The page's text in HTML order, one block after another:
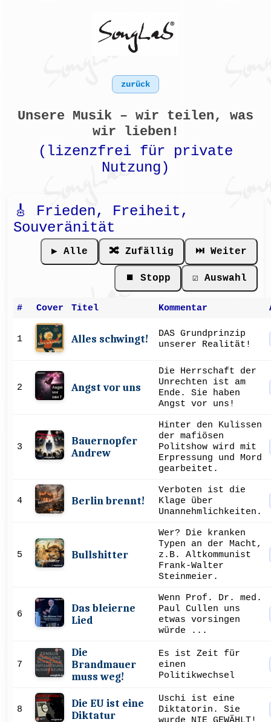
zurück
Unsere Musik – wir teilen, was
wir lieben!
(lizenzfrei für private
Nutzung)
🎸 Frieden, Freiheit,
Souveränität
▶️ Alle 🔀 Zufällig ⏭ Weiter
⏹ Stopp ☑ Auswahl
# Cover Titel Kommentar
1 Alles schwingt!
DAS Grundprinzip
unserer Realität!
2 Angst vor uns
Die Herrschaft der
Unrechten ist am
Ende. Sie haben
Angst vor uns!
3
Bauernopfer
Andrew
Hinter den Kulissen
der mafiösen
Politshow wird mit
Erpressung und Mord
gearbeitet.
4 Berlin brennt!
Verboten ist die
Klage über
Unannehmlichkeiten.
5 Bullshitter
Wer? Die kranken
Typen an der Macht,
z.B. Altkommunist
Frank-Walter
Steinmeier.
6
Das bleierne
Lied
Wenn Prof. Dr. med.
Paul Cullen uns
etwas vorsingen
würde ...
7
Die
Brandmauer
muss weg!
Es ist Zeit für
einen
Politikwechsel
8
Die EU ist eine
Diktatur
Uschi ist eine
Diktatorin. Sie